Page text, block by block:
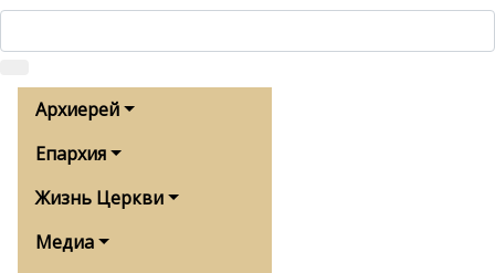
Архиерей
Епархия
Жизнь Церкви
Медиа